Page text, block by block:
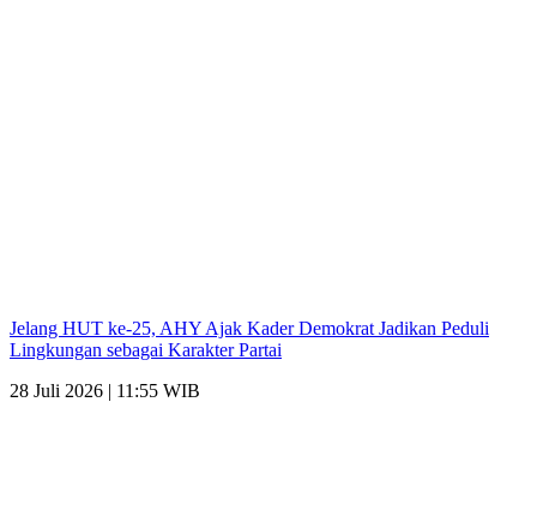
Jelang HUT ke-25, AHY Ajak Kader Demokrat Jadikan Peduli
Lingkungan sebagai Karakter Partai
28 Juli 2026 | 11:55 WIB